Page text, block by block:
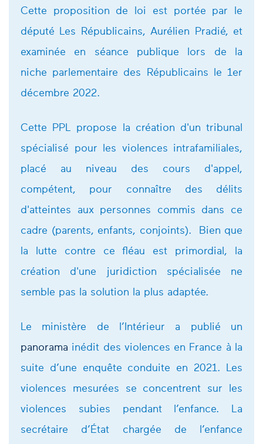
Cette proposition de loi est portée par le
député Les Républicains, Aurélien Pradié, et
examinée en séance publique lors de la
niche parlementaire des Républicains le 1er
décembre 2022.
Cette PPL propose la création d'un tribunal
spécialisé pour les violences intrafamiliales,
placé au niveau des cours d'appel,
compétent, pour connaître des délits
d'atteintes aux personnes commis dans ce
cadre (parents, enfants, conjoints). Bien que
la lutte contre ce fléau est primordial, la
création d'une juridiction spécialisée ne
semble pas la solution la plus adaptée.
Le ministère de l’Intérieur a publié un
panorama inédit des violences en France à la
suite d’une enquête conduite en 2021. Les
violences mesurées se concentrent sur les
violences subies pendant l’enfance. La
secrétaire d’État chargée de l’enfance